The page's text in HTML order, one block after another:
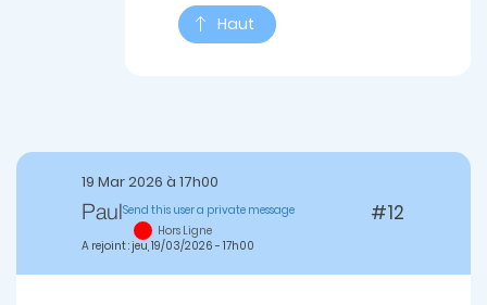
Haut
19 Mar 2026 à 17h00
Paul Send this user a private message
Hors Ligne
A rejoint : jeu, 19/03/2026 - 17h00
#12